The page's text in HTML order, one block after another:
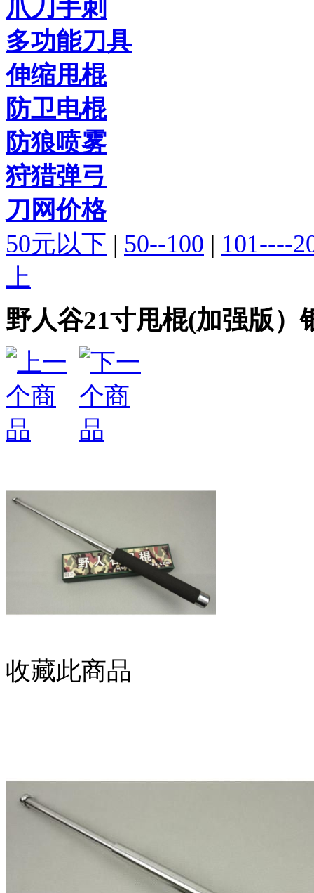
爪刀手刺
多功能刀具
伸缩甩棍
防卫电棍
防狼喷雾
狩猎弹弓
刀网价格
50元以下 | 50--100 | 101----
上
野人谷21寸甩棍(加强版）
收藏此商品